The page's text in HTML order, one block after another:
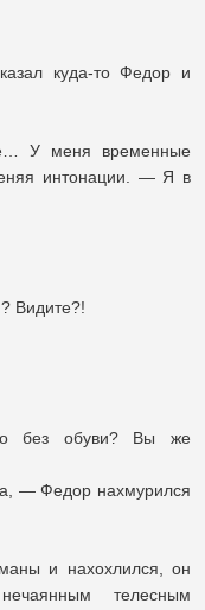
куда-то Федор и
У меня временные
интонации. — Я в
Видите?!
без обуви? Вы же
— Федор нахмурился
и нахохлился, он
телесным